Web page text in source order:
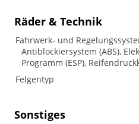
Räder & Technik
Fahrwerk- und
Antiblockiersystem (ABS),
Programm (ESP),
Felgentyp
Sonstiges